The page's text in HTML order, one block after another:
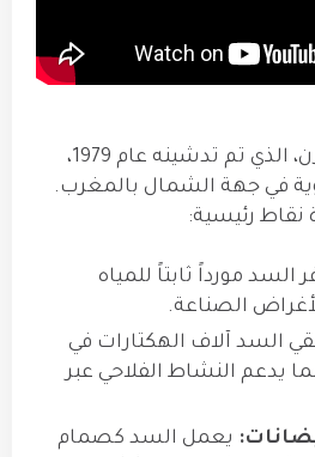
يحتل سد وادي المخازن، الذي تم تدشينه عام 1979،
في جهة الشمال بالمغرب.
نقاط رئيسية:
السد مورداً ثابتاً للمياه
الصناعة.
السد آلاف الهكتارات في
يدعم النشاط الفلاحي عبر
يعمل السد كصمام